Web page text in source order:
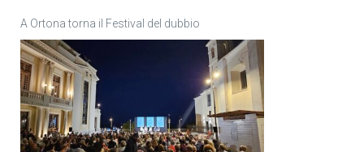
A Ortona torna il Festival del dubbio